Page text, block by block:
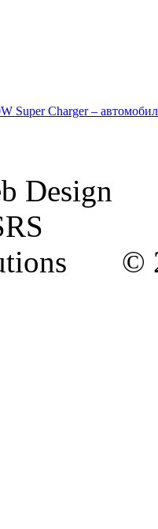
Super Charger –
©